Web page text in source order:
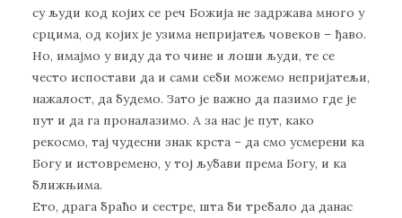
су људи код којих се реч Божија не задржава много у
срцима, од којих је узима непријатељ човеков – ђаво.
Но, имајмо у виду да то чине и лоши људи, те се
често испостави да и сами себи можемо непријатељи,
нажалост, да будемо. Зато је важно да пазимо где је
пут и да га проналазимо. А за нас је пут, како
рекосмо, тај чудесни знак крста – да смо усмерени ка
Богу и истовремено, у тој љубави према Богу, и ка
ближњима.
Ето, драга браћо и сестре, шта би требало да данас